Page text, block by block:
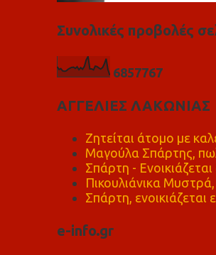
Συνολικές προβολές
6857767
ΑΓΓΕΛΙΕΣ ΛΑΚΩΝΙΑΣ
Ζητείται άτομο με
Μαγούλα Σπάρτης,
Σπάρτη -
Πικουλιάνικα Μυστρά,
Σπάρτη, ενοικιάζεται
e-info.gr